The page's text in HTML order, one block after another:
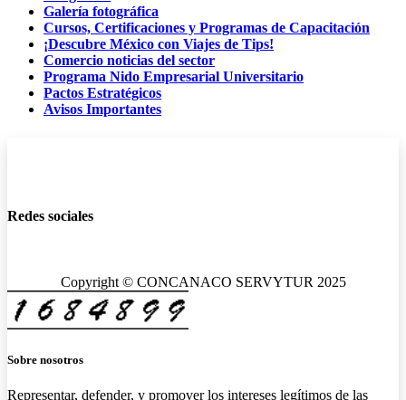
Galería fotográfica
Cursos, Certificaciones y Programas de Capacitación
¡Descubre México con Viajes de Tips!
Comercio noticias del sector
Programa Nido Empresarial Universitario
Pactos Estratégicos
Avisos Importantes
Redes sociales
Copyright © CONCANACO SERVYTUR 2025
Sobre nosotros
Representar, defender, y promover los intereses legítimos de las